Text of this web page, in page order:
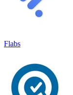
Flabs